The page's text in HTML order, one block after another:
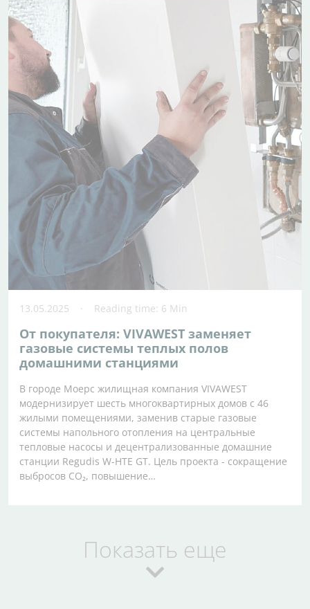
13.05.2025 Reading time: 6 Min
От покупателя: VIVAWEST заменяет
газовые системы теплых полов
домашними станциями
В городе Моерс жилищная компания VIVAWEST
модернизирует шесть многоквартирных домов с 46
жилыми помещениями, заменив старые газовые
системы напольного отопления на центральные
тепловые насосы и децентрализованные домашние
станции Regudis W-HTE GT. Цель проекта - сокращение
выбросов CO₂, повышение…
Показать еще